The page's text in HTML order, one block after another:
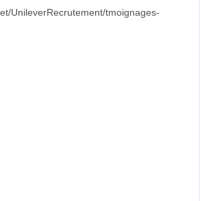
UnileverRecrutement/tmoignages-